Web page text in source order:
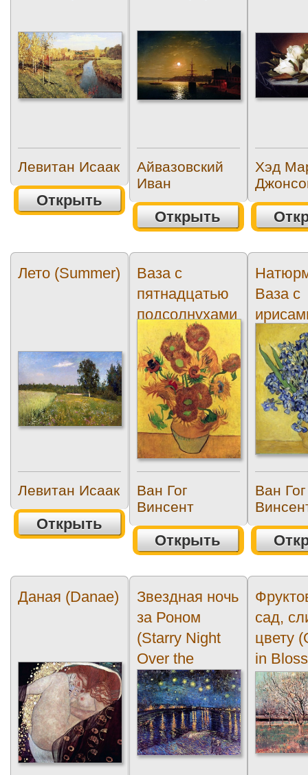
Левитан Исаак
Открыть
Айвазовский
Иван
Открыть
Хэд
Лето (Summer)
Левитан Исаак
Открыть
Ваза с
пятнадцатью
подсолнухами
(Still Life Vase
with...
Ван Гог
Винсент
Открыть
Ваза с
(Still...
Ван Гог
Даная (Danae)
Звездная ночь
за Роном
(Starry Night
Over the
Rhone)
сад,
цвету
in
Plum...